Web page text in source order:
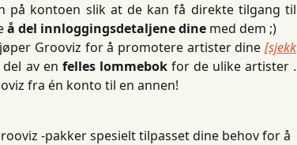
på kontoen slik at de kan få direkte tilgang til
å del innloggingsdetaljene dine med dem ;)
Grooviz for å promotere artister dine[sjekk
av en felles lommebokfor de ulike artister .
fra én konto til en annen!
-pakker spesielt tilpasset dine behov for å